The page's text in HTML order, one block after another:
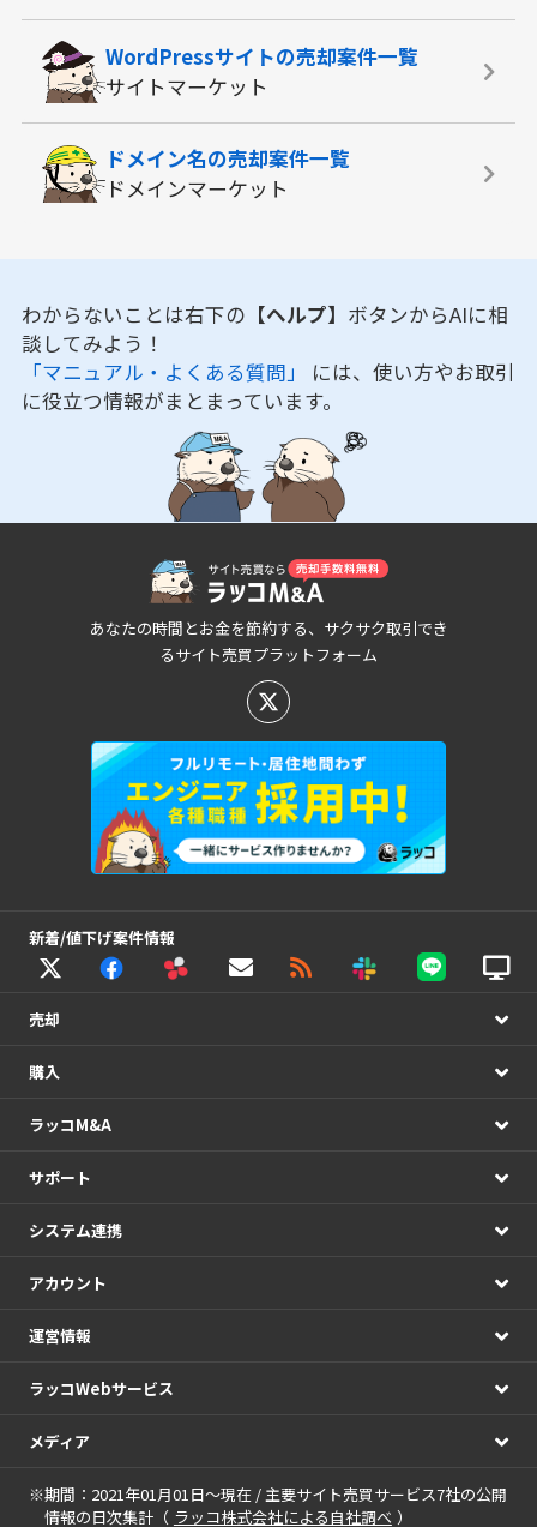
WordPressサイトの売却案件一覧
サイトマーケット
ドメイン名の売却案件一覧
ドメインマーケット
わからないことは右下の 【ヘルプ】 ボタンからAIに相
談してみよう！
「マニュアル・よくある質問」 には、使い方やお取引
に役立つ情報がまとまっています。
あなたの時間とお金を節約する、サクサク取引でき
るサイト売買プラットフォーム
新着/値下げ案件情報
売却
購入
ラッコM&A
サポート
システム連携
アカウント
運営情報
ラッコWebサービス
メディア
※期間：2021年01月01日～現在 / 主要サイト売買サービス7社の公開
情報の日次集計（ ラッコ株式会社による自社調べ ）